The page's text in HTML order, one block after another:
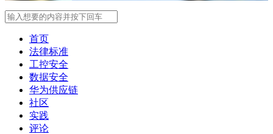
首页
法律标准
工控安全
数据安全
华为供应链
社区
实践
评论